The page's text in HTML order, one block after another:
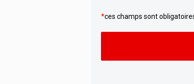
*ces champs sont